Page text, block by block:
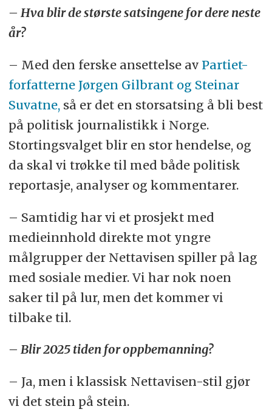
– Hva blir de største satsingene for dere neste
år?
– Med den ferske ansettelse avPartiet-
forfatterne Jørgen Gilbrant og Steinar
Suvatne, så er det en storsatsing å bli best
på politisk journalistikk i Norge.
Stortingsvalget blir en stor hendelse, og
da skal vi trøkke til med både politisk
reportasje, analyser og kommentarer.
– Samtidig har vi et prosjekt med
medieinnhold direkte mot yngre
målgrupper der Nettavisen spiller på lag
med sosiale medier. Vi har nok noen
saker til på lur, men det kommer vi
tilbake til.
– Blir 2025 tiden for oppbemanning?
– Ja, men i klassisk Nettavisen-stil gjør
vi det stein på stein.